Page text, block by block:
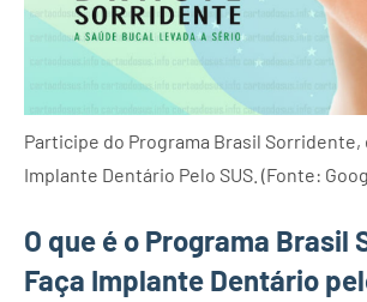
Participe do Programa Brasil
Implante Dentário Pelo SUS. (Fonte:
O que é o Programa Brasil
Faça Implante Dentário